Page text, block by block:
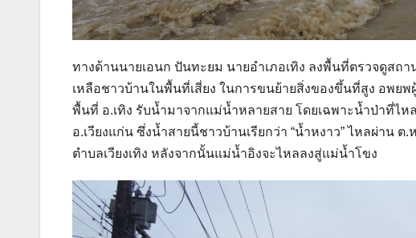
ทางด้านนายเอนก ปันทะยม นายอำเภอเทิง ลงพื้นที่ตรวจดูสถ
เหลือชาวบ้านในพื้นที่เสี่ยง ในการขนย้ายสิ่งของขึ้นที่สูง อพย
พื้นที่ อ.เทิง รับน้ำมาจากแม่น้ำหลายสาย โดยเฉพาะน้ำป่าที่ไ
อ.เวียงแก่น ซึ่งน้ำสายนี้ชาวบ้านเรียกว่า “น้ำหงาว” ไหลผ่าน
ตำบลเวียงเทิง หลังจากนั้นแม่น้ำอิงจะไหลลงสู่แม่น้ำโขง